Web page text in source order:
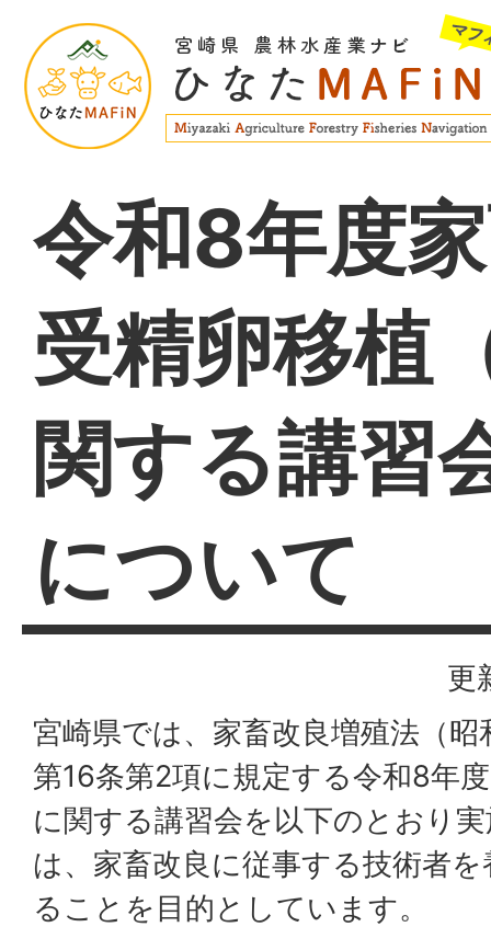
令和8年度
受精卵移植
関する講習
について
更
宮崎県では、家畜改良増殖法（
第16条第2項に規定する令和8年
に関する講習会を以下のとおり
は、家畜改良に従事する技術者
ることを目的としています。